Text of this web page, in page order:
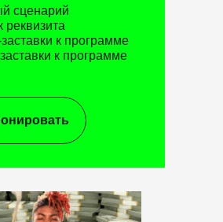
сценарий
реквизита
к программе
к программе